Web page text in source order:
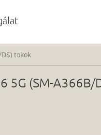
tokok
5G (SM-